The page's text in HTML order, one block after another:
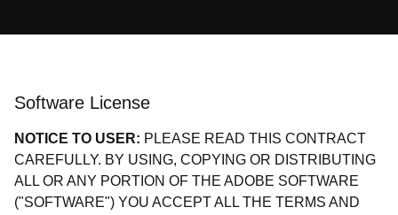
Software License
NOTICE TO USER: PLEASE READ THIS CONTRACT
CAREFULLY. BY USING, COPYING OR DISTRIBUTING
ALL OR ANY PORTION OF THE ADOBE SOFTWARE
("SOFTWARE") YOU ACCEPT ALL THE TERMS AND